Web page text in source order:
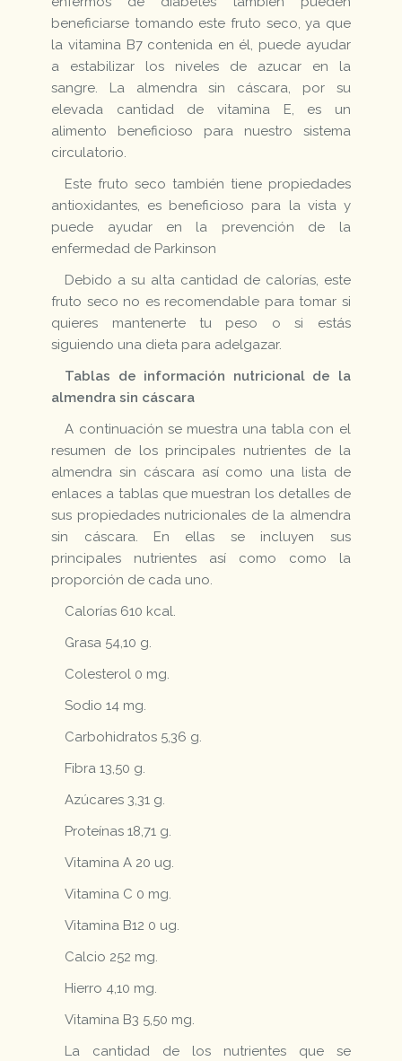
beneficiarse tomando este fruto seco, ya que
la vitamina B7 contenida en él, puede ayudar
a estabilizar los niveles de azucar en la
sangre. La almendra sin cáscara, por su
elevada cantidad de vitamina E, es un
alimento beneficioso para nuestro sistema
circulatorio.
Este fruto seco también tiene propiedades
antioxidantes, es beneficioso para la vista y
puede ayudar en la prevención de la
enfermedad de Parkinson
Debido a su alta cantidad de calorías, este
fruto seco no es recomendable para tomar si
quieres mantenerte tu peso o si estás
siguiendo una dieta para adelgazar.
Tablas de información nutricional de la
almendra sin cáscara
A continuación se muestra una tabla con el
resumen de los principales nutrientes de la
almendra sin cáscara así como una lista de
enlaces a tablas que muestran los detalles de
sus propiedades nutricionales de la almendra
sin cáscara. En ellas se incluyen sus
principales nutrientes así como como la
proporción de cada uno.
Calorías 610 kcal.
Grasa 54,10 g.
Colesterol 0 mg.
Sodio 14 mg.
Carbohidratos 5,36 g.
Fibra 13,50 g.
Azúcares 3,31 g.
Proteínas 18,71 g.
Vitamina A 20 ug.
Vitamina C 0 mg.
Vitamina B12 0 ug.
Calcio 252 mg.
Hierro 4,10 mg.
Vitamina B3 5,50 mg.
La cantidad de los nutrientes que se